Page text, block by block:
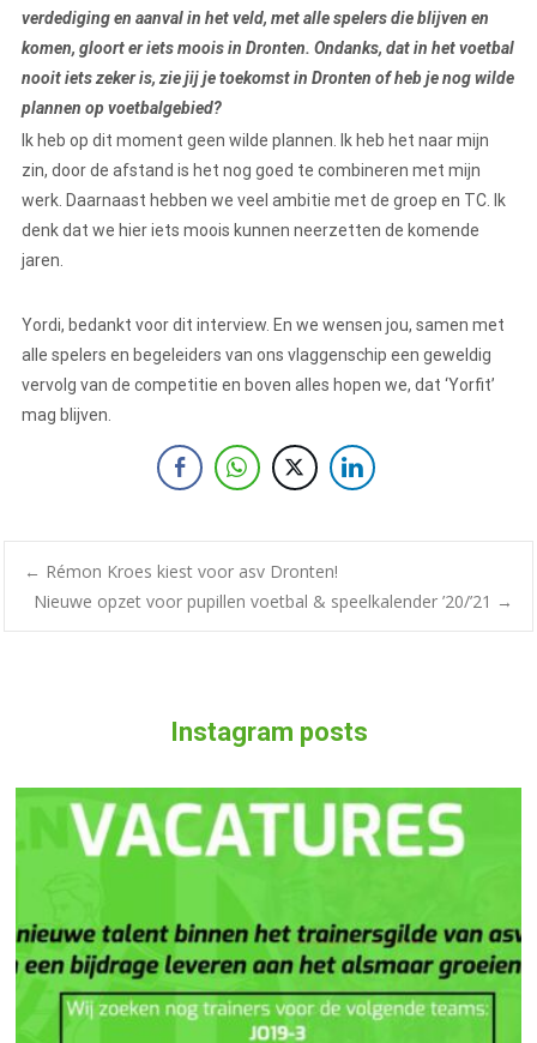
verdediging en aanval in het veld, met alle spelers die blijven en
komen, gloort er iets moois in Dronten. Ondanks, dat in het voetbal
nooit iets zeker is, zie jij je toekomst in Dronten of heb je nog wilde
plannen op voetbalgebied?
Ik heb op dit moment geen wilde plannen. Ik heb het naar mijn
zin, door de afstand is het nog goed te combineren met mijn
werk. Daarnaast hebben we veel ambitie met de groep en TC. Ik
denk dat we hier iets moois kunnen neerzetten de komende
jaren.
Yordi, bedankt voor dit interview. En we wensen jou, samen met
alle spelers en begeleiders van ons vlaggenschip een geweldig
vervolg van de competitie en boven alles hopen we, dat ‘Yorfit’
mag blijven.
← Rémon Kroes kiest voor asv Dronten!
Nieuwe opzet voor pupillen voetbal & speelkalender ’20/’21 →
Instagram posts